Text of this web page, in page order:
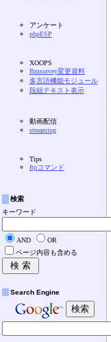
アンケート
phpESP
XOOPS
Bmsurvey変更資料
多言語機能モジュール
段組テキスト表示
動画配信
streaming
Tips
ftpコマンド
検索
キーワード
AND
OR
ページ内容も含める
Search Engine